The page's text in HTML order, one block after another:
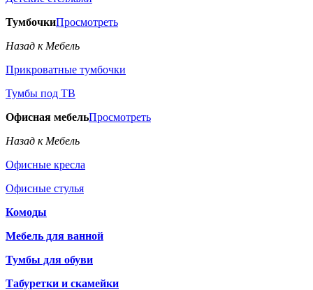
ТумбочкиПросмотреть
Назад к Мебель
Прикроватные тумбочки
Тумбы под ТВ
Офисная мебельПросмотреть
Назад к Мебель
Офисные кресла
Офисные стулья
Комоды
Мебель для ванной
Тумбы для обуви
Табуретки и скамейки